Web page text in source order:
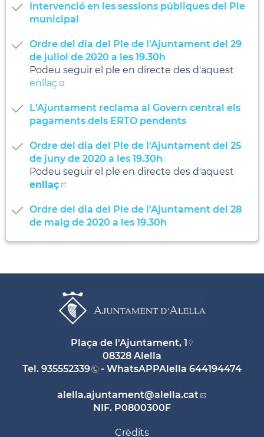
Intervenció en les sessions públiques del Ple
municipal
Ordre del dia del Ple de l'Ajuntament del 29
de juliol de 2020 a les 19.30h
Podeu seguir el ple en directe des d'aquest
enllaç
L'Ajuntament reclama al Govern central els
pagaments dels ERTO pendents
Ordre del dia del Ple de l'Ajuntament del 25
de juny de 2020 a les 19.30h
Podeu seguir el ple en directe des d'aquest
enllaç
Ordre del dia del Ple de l'Ajuntament del 28
de maig de 2020 a les 19.30h
Plaça de l'Ajuntament, 1
08328 Alella
Tel. 935552339 - WhatsAPPAlella 644194474
alella.ajuntament@alella.cat
NIF. P0800300F
Crèdits